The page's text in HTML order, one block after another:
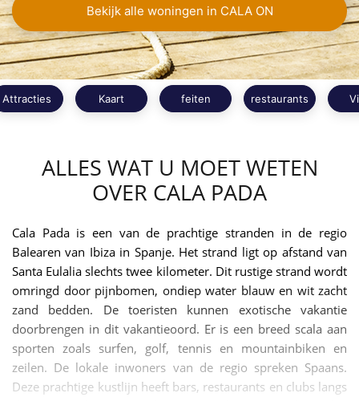
Bekijk alle woningen in CALA ON
Attracties Kaart feiten restaurants
ALLES WAT U MOET WETEN
OVER CALA PADA
Cala Pada is een van de prachtige stranden in de regio
Balearen van Ibiza in Spanje. Het strand ligt op afstand van
Santa Eulalia slechts twee kilometer. Dit rustige strand wordt
omringd door pijnbomen, ondiep water blauw en wit zacht
zand bedden. De toeristen kunnen exotische vakantie
doorbrengen in dit vakantieoord. Er is een breed scala aan
sporten zoals surfen, golf, tennis en mountainbiken en
zeilen. De lokale inwoners van de regio spreken Spaans.
Deze prachtige kustlijn heeft bars, restaurants en clubs langs